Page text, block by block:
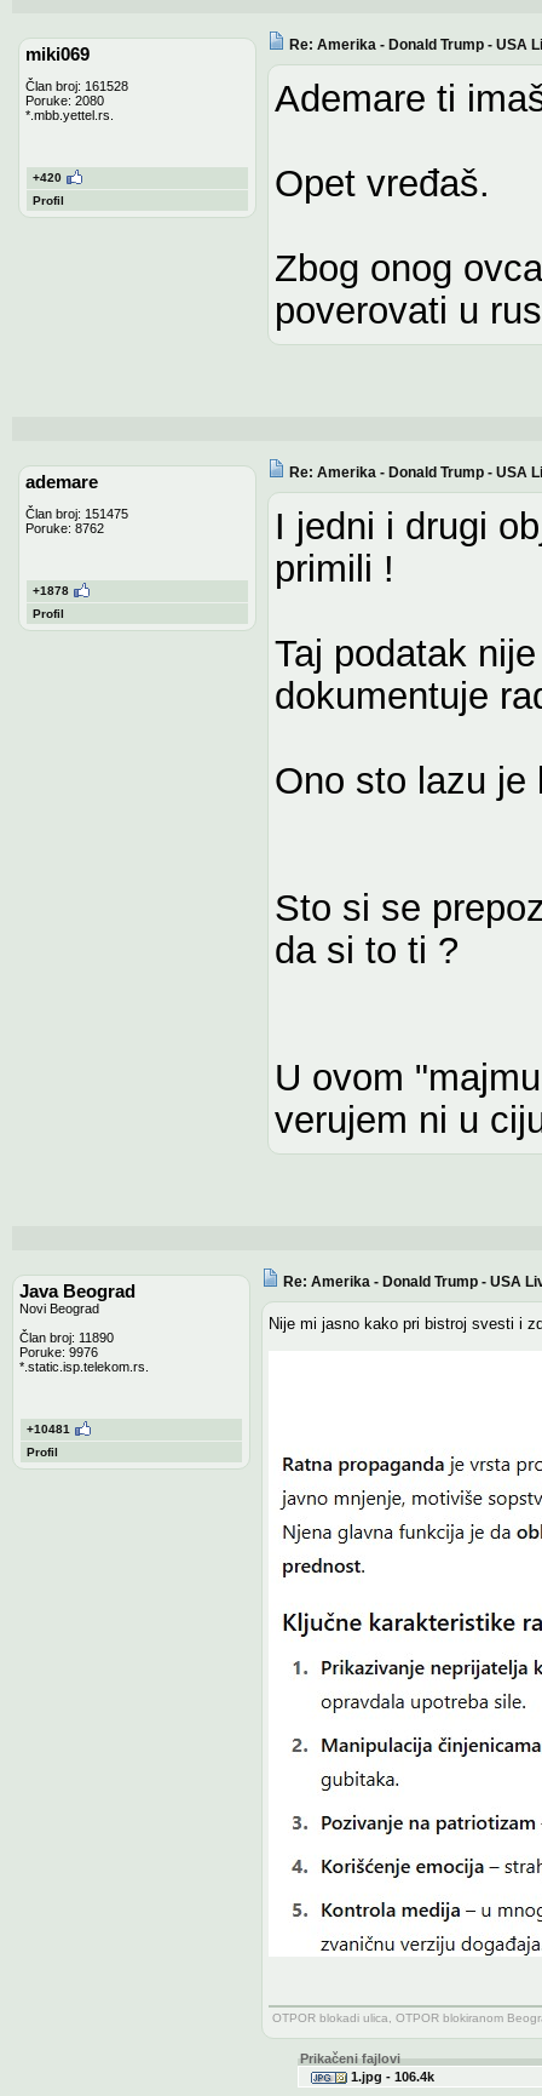
miki069
Član broj: 161528
Poruke: 2080
*.mbb.yettel.rs.
+420
Profil
Re: Amerika - Donald Trump - USA
Ademare ti
Opet vređaš.
Zbog onog
poverovati u
ademare
Član broj: 151475
Poruke: 8762
+1878
Profil
Re: Amerika - Donald Trump - USA
I jedni i drugi
primili !
Taj podatak
dokumentuje
Ono sto lazu je
Sto si se
da si to ti ?
U ovom
verujem ni u
Java Beograd
Novi Beograd
Član broj: 11890
Poruke: 9976
*.static.isp.telekom.rs.
+10481
Profil
Re: Amerika - Donald Trump - USA
Nije mi jasno kako pri bistroj svesti i
OTPOR blokadi ulica, OTPOR blokiranom
Prikačeni fajlovi
1.jpg - 106.4k